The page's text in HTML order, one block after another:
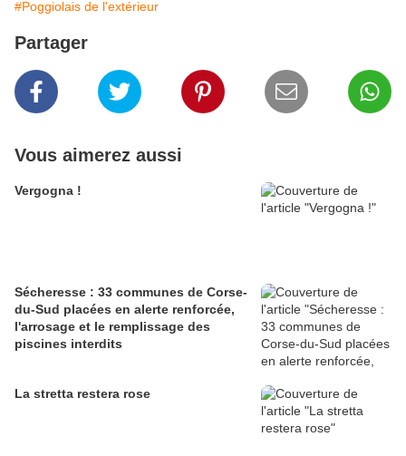
#Poggiolais de l'extérieur
Partager
Vous aimerez aussi
Vergogna !
Sécheresse : 33 communes de Corse-
du-Sud placées en alerte renforcée,
l'arrosage et le remplissage des
piscines interdits
La stretta restera rose